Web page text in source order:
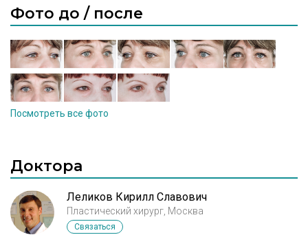
Фото до / после
Посмотреть все фото
Доктора
Леликов Кирилл Славович
Пластический хирург, Москва
Связаться